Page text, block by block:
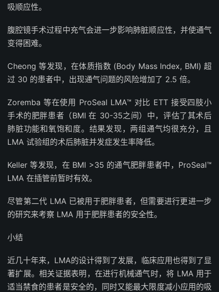
吸顺应性。
腹腔镜手术过程中充气会进一步影响肺脏顺应性，并使通气
变得困难。
Cheong 等发现，在体质指数 (Body Mass Index, BMI) 超
过 30 的患者中，出现通气问题的风险增加了 2.5 倍。
Zoremba 等在使用 ProSeal LMA™ 对比 ETT 接受四肢小
手术的肥胖患者（BMI 在 30-35之间）中，评估了其术后
肺脏功能和氧饱和度。结果发现，两组通气均很充分，且
LMA 试验组的术后肺脏并发症发生率降低。
Keller 等发现，在 BMI >35 的通气肥胖患者中，ProSeal™
LMA 在插管前暂时有效。
尽管第二代 LMA 已被用于肥胖患者，但需要进行更进一步
的研究来考察 LMA 用于肥胖患者的安全性。
小结
近几十年来，LMA的设计得到了发展，临床应用也得到了显
著扩展。相关证据表明，在进行机械通气时，将 LMA 用于
适当禁食的患者是安全的，同时又能最大限度减小应用的吸